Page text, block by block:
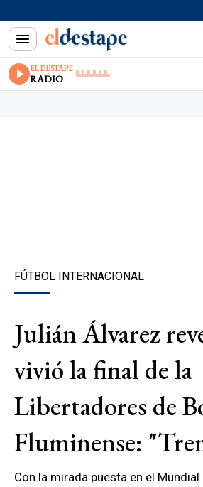
EL DESTAPE
RADIO
FÚTBOL INTERNACIONAL
Julián Álvarez
vivió la final de la
Libertadores de
Fluminense:
Con la mirada puesta en el Mundial